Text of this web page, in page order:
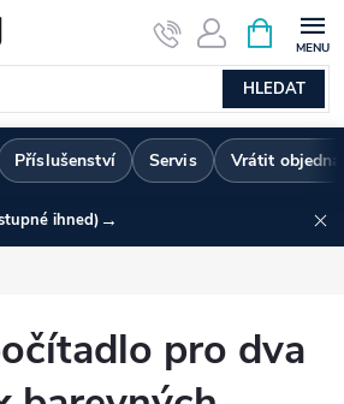
HLEDAT
NÁKUPNÍ
KOŠÍK
Příslušenství Servis Vrátit
ihned) →
pro dva